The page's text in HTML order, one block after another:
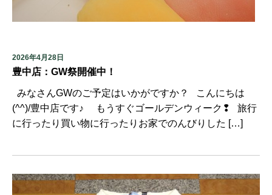
2026年4月28日
豊中店：GW祭開催中！
みなさんGWのご予定はいかがですか？ こんにちは
(^^)/豊中店です♪ もうすぐゴールデンウィーク❢ 旅行
に行ったり買い物に行ったりお家でのんびりした […]